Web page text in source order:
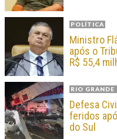
POLÍTICA
Ministro
após o
R$ 55,4
RIO GRANDE
Defesa
feridos
do Sul